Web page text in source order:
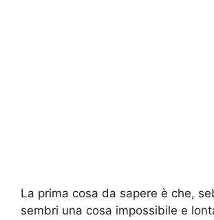
La prima cosa da sapere è che,
sembri una cosa impossibile e